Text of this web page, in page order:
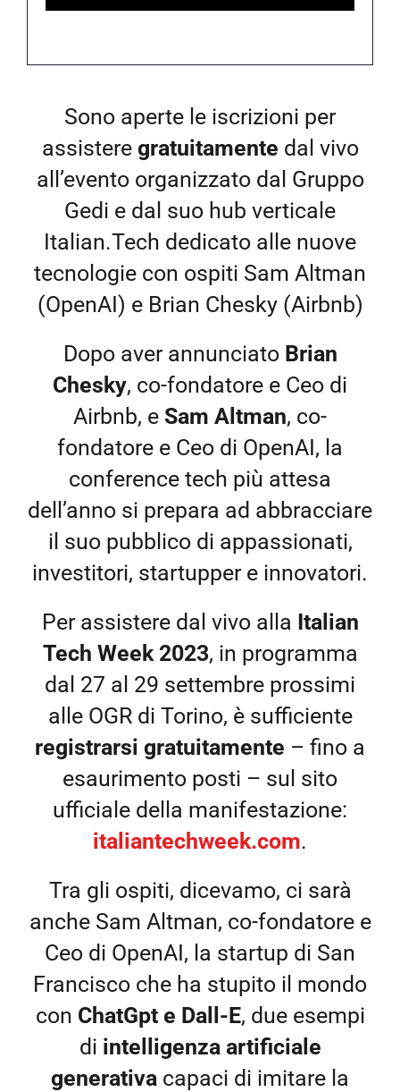
Sono aperte le iscrizioni per
assistere gratuitamente dal vivo
all’evento organizzato dal Gruppo
Gedi e dal suo hub verticale
Italian.Tech dedicato alle nuove
tecnologie con ospiti Sam Altman
(OpenAI) e Brian Chesky (Airbnb)
Dopo aver annunciatoBrian
Chesky, co-fondatore e Ceo di
Airbnb, e Sam Altman, co-
fondatore e Ceo di OpenAI, la
conference tech più attesa
dell’anno si prepara ad abbracciare
il suo pubblico di appassionati,
investitori, startupper e innovatori.
Per assistere dal vivo alla Italian
Tech Week 2023, in programma
dal 27 al 29 settembre prossimi
alle OGR di Torino, è sufficiente
registrarsi gratuitamente – fino a
esaurimento posti – sul sito
ufficiale della manifestazione:
italiantechweek.com.
Tra gli ospiti, dicevamo, ci sarà
anche Sam Altman, co-fondatore e
Ceo di OpenAI, la startup di San
Francisco che ha stupito il mondo
con ChatGpt e Dall-E, due esempi
di intelligenza artificiale
generativa capaci di imitare la